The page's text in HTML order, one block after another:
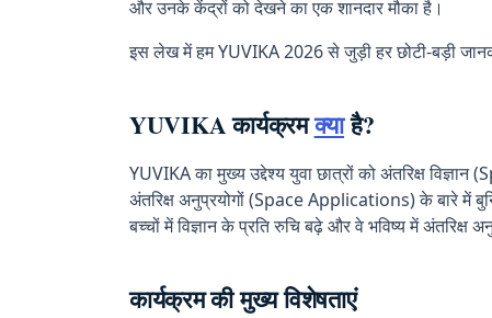
और उनके केंद्रों को देखने का एक शानदार मौका है।
इस लेख में हम YUVIKA 2026 से जुड़ी हर छोटी-बड़ी
YUVIKA कार्यक्रमक्याहै?
YUVIKA का मुख्य उद्देश्य युवा छात्रों को अंतरिक्ष
अंतरिक्ष अनुप्रयोगों (Space Applications) के बारे में
बच्चों में विज्ञान के प्रति रुचि बढ़े और वे भविष्य में अंतरिक्ष
कार्यक्रम की मुख्य विशेषताएं